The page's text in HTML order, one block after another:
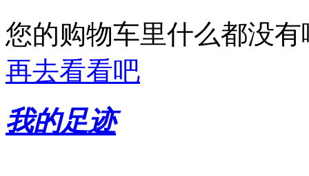
您的购物车里什么都没有
再去看看吧
我的足迹